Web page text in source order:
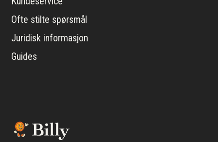
Ofte stilte spørsmål
Juridisk informasjon
Guides